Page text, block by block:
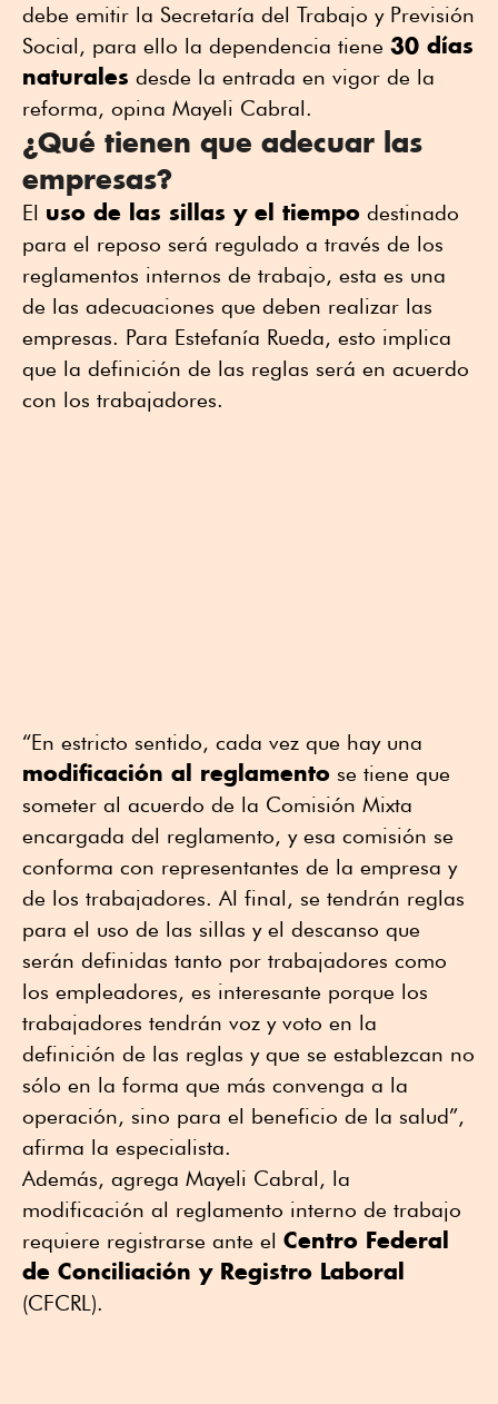
debe emitir la Secretaría del Trabajo y Previsión
Social, para ello la dependencia tiene 30 días
naturales desde la entrada en vigor de la
reforma, opina Mayeli Cabral.
¿Qué tienen que adecuar las
empresas?
El uso de las sillas y el tiempo destinado
para el reposo será regulado a través de los
reglamentos internos de trabajo, esta es una
de las adecuaciones que deben realizar las
empresas. Para Estefanía Rueda, esto implica
que la definición de las reglas será en acuerdo
con los trabajadores.
“En estricto sentido, cada vez que hay una
modificación al reglamento se tiene que
someter al acuerdo de la Comisión Mixta
encargada del reglamento, y esa comisión se
conforma con representantes de la empresa y
de los trabajadores. Al final, se tendrán reglas
para el uso de las sillas y el descanso que
serán definidas tanto por trabajadores como
los empleadores, es interesante porque los
trabajadores tendrán voz y voto en la
definición de las reglas y que se establezcan no
sólo en la forma que más convenga a la
operación, sino para el beneficio de la salud”,
afirma la especialista.
Además, agrega Mayeli Cabral, la
modificación al reglamento interno de trabajo
requiere registrarse ante el Centro Federal
de Conciliación y Registro Laboral
(CFCRL).